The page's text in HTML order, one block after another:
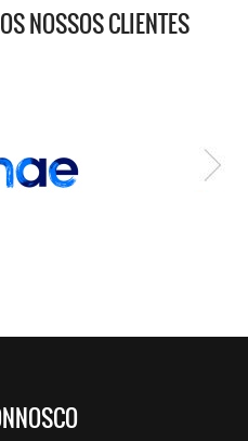
NOSSOS CLIENTES